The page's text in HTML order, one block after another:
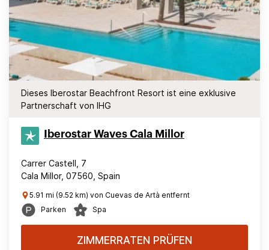
Dieses Iberostar Beachfront Resort ist eine exklusive
Partnerschaft von IHG
Iberostar Waves Cala Millor
Carrer Castell, 7
Cala Millor, 07560, Spain
5.91 mi (9.52 km) von Cuevas de Artà entfernt
Parken
Spa
ZIMMERRATEN PRÜFEN